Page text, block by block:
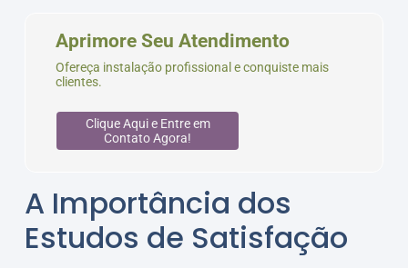
Aprimore Seu Atendimento
Ofereça instalação profissional e conquiste mais
clientes.
Clique Aqui e Entre em
Contato Agora!
A Importância dos
Estudos de Satisfação